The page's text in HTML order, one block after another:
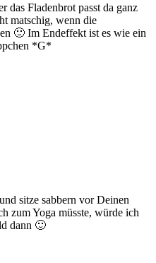
das Fladenbrot passt da ganz
matschig, wenn die
🙂 Im Endeffekt ist es wie ein
*G*
sitze sabbern vor Deinen
zum Yoga müsste, würde ich
dann 🙂